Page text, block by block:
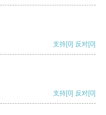
支持[0] 反对[0]
支持[0] 反对[0]